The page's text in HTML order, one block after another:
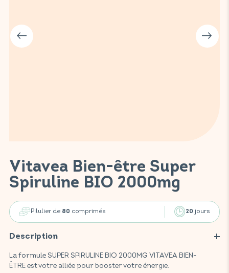
Vitavea Bien-être Super
Spiruline BIO 2000mg
Pilulier de 80 comprimés 20 jours
Description
La formule SUPER SPIRULINE BIO 2000MG VITAVEA BIEN-
ÊTRE est votre alliée pour booster votre énergie.